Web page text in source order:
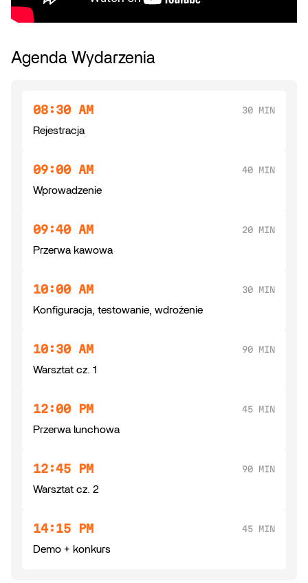
Agenda Wydarzenia
08:30 AM 30 MIN
Rejestracja
09:00 AM 40 MIN
Wprowadzenie
09:40 AM 20 MIN
Przerwa kawowa
10:00 AM 30 MIN
Konfiguracja, testowanie, wdrożenie
10:30 AM 90 MIN
Warsztat cz. 1
12:00 PM 45 MIN
Przerwa lunchowa
12:45 PM 90 MIN
Warsztat cz. 2
14:15 PM 45 MIN
Demo + konkurs